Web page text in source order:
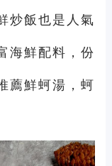
炒飯也是人氣
海鮮配料，份
薦鮮蚵湯，蚵